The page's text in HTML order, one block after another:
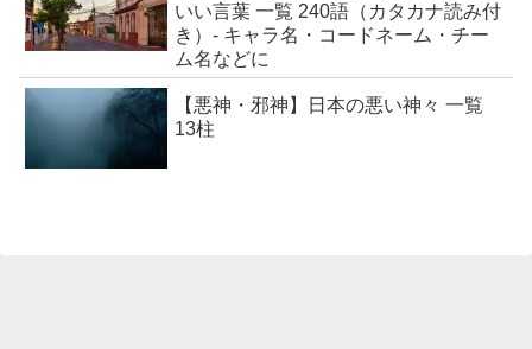
いい言葉 一覧 240語（カタカナ読み付
き）- キャラ名・コードネーム・チー
ム名などに
【悪神・邪神】日本の悪い神々 一覧
13柱